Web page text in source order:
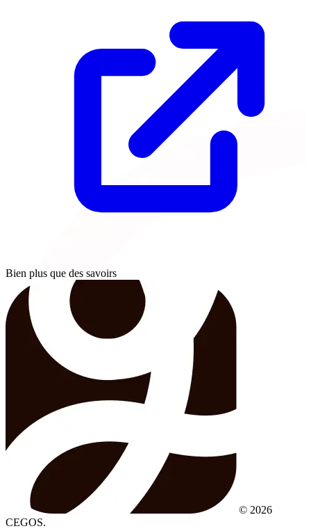
Bien plus que des savoirs
© 2026
CEGOS.